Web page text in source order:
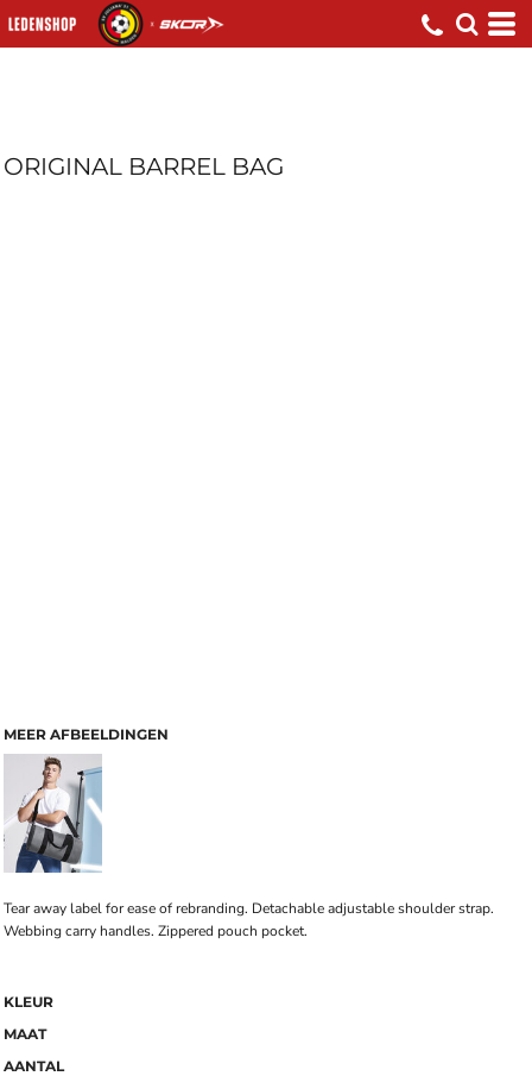
ORIGINAL BARREL BAG
MEER AFBEELDINGEN
Tear away label for ease of rebranding. Detachable adjustable shoulder strap.
Webbing carry handles. Zippered pouch pocket.
KLEUR
MAAT
AANTAL